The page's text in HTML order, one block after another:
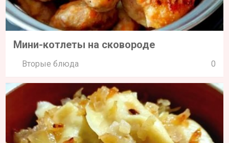
Мини-котлеты на сковороде
Вторые блюда 0